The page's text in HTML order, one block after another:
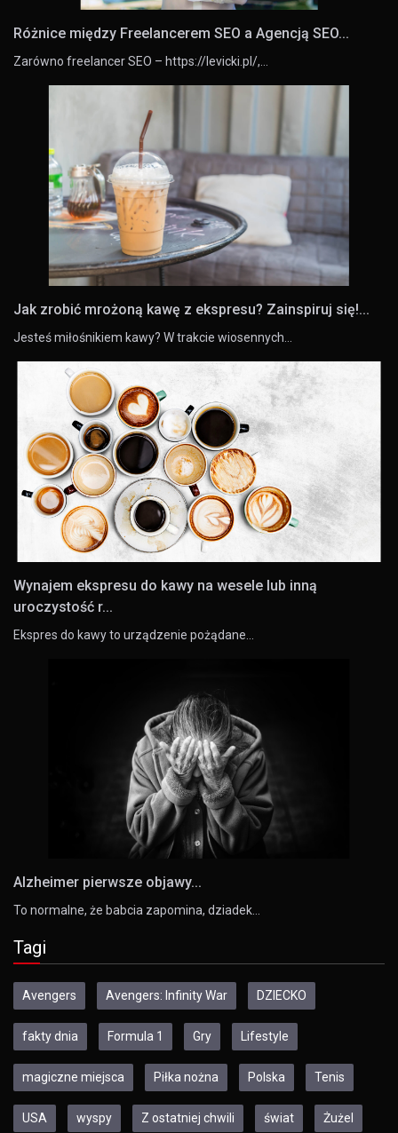
Różnice między Freelancerem SEO a Agencją SEO...
Zarówno freelancer SEO – https://levicki.pl/,…
Jak zrobić mrożoną kawę z ekspresu? Zainspiruj się!...
Jesteś miłośnikiem kawy? W trakcie wiosennych…
Wynajem ekspresu do kawy na wesele lub inną
uroczystość r...
Ekspres do kawy to urządzenie pożądane…
Alzheimer pierwsze objawy...
To normalne, że babcia zapomina, dziadek…
Tagi
Avengers Avengers: Infinity War DZIECKO
fakty dnia Formula 1 Gry Lifestyle
magiczne miejsca Piłka nożna Polska Tenis
USA wyspy Z ostatniej chwili świat Żużel